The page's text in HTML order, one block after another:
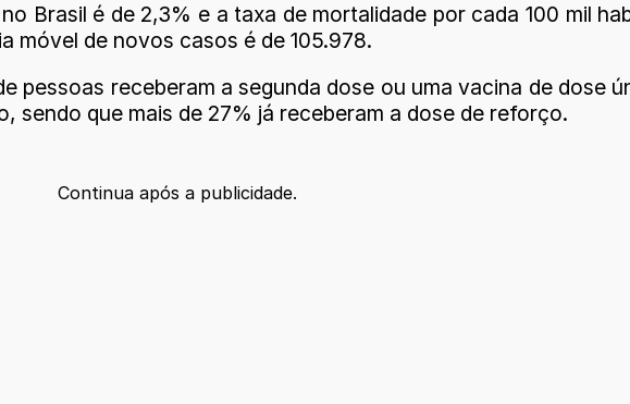
Brasil é de 2,3% e a taxa de mortalidade por cada 100 mil
móvel de novos casos é de 105.978.
pessoas receberam a segunda dose ou uma vacina de dose
sendo que mais de 27% já receberam a dose de reforço.
Continua após a publicidade.